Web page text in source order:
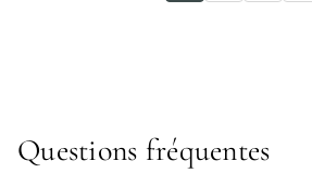
Questions fréquentes